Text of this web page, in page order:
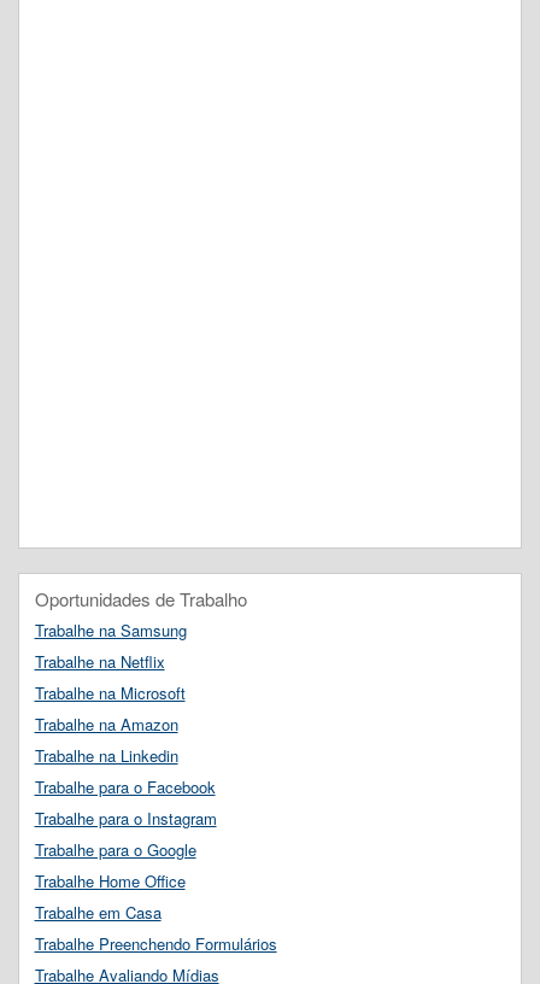
Oportunidades de Trabalho
Trabalhe na Samsung
Trabalhe na Netflix
Trabalhe na Microsoft
Trabalhe na Amazon
Trabalhe na Linkedin
Trabalhe para o Facebook
Trabalhe para o Instagram
Trabalhe para o Google
Trabalhe Home Office
Trabalhe em Casa
Trabalhe Preenchendo Formulários
Trabalhe Avaliando Mídias